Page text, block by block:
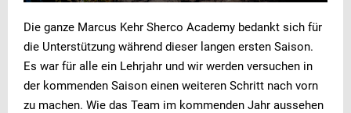
Die ganze Marcus Kehr Sherco Academy bedankt sich für
die Unterstützung während dieser langen ersten Saison.
Es war für alle ein Lehrjahr und wir werden versuchen in
der kommenden Saison einen weiteren Schritt nach vorn
zu machen. Wie das Team im kommenden Jahr aussehen